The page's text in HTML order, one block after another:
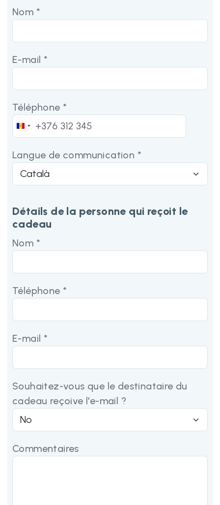
Nom *
E-mail *
Téléphone *
Andorra
+376
Langue de communication *
Détails de la personne qui reçoit le
cadeau
Nom *
Téléphone *
E-mail *
Souhaitez-vous que le destinataire du
cadeau reçoive l'e-mail ?
Commentaires